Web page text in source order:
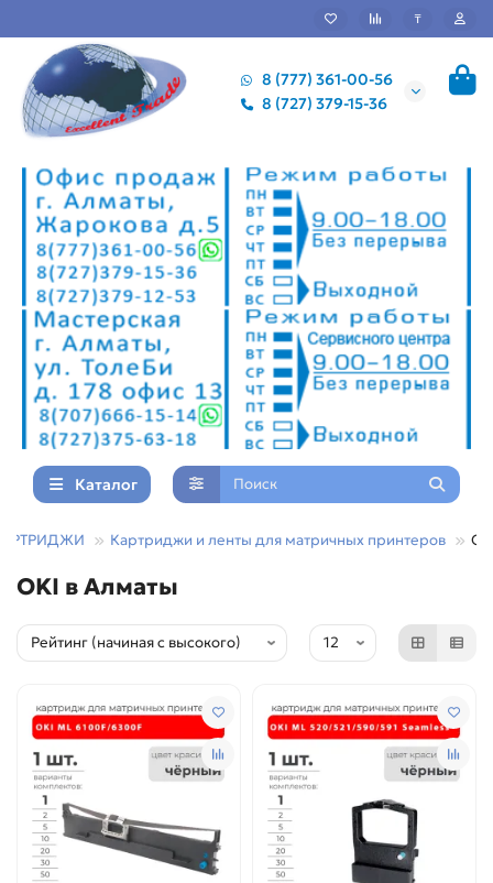
₸
8 (777) 361-00-56
8 (727) 379-15-36
Каталог
Картриджи и ленты для матричных принтеров
OKI в Алматы